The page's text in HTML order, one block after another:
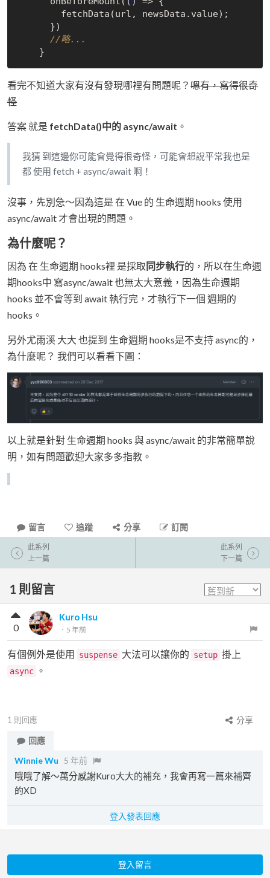
//略...
看完不知道大家有沒有發現哪裡有問題呢？ 嗯有，寫得很奇
怪
答案 就是 fetchData()中的 async/await 。
我猜 到這邊你可能會覺得很奇怪，可能會想說平常我也是
都 使用 fetch + async/await 啊！
沒事，先別急～因為這是 在 Vue 的 生命週期 hooks 使用
async/await 才會出現的問題。
為什麼呢？
因為 在 生命週期 hooks裡 是採取 同步執行的，所以在生命週
期hooks中 寫async/await 也無太大意義，因為生命週期
hooks 並不會等到 await 執行完，才執行下一個 週期的
hooks。
另外尤雨溪 大大 也提到 生命週期 hooks是不支持 async的，
為什麼呢？ 我們可以看看下圖：
以上就是針對 生命週期 hooks 與 async/await 的非常簡單說
明，如有問題歡迎大家多多指教。
留言 追蹤 分享 訂閱
此系列
上一篇
此系列
下一篇
1 則留言
Kuro Hsu
． 5 年前
0
有個例外是使用 suspense 大法可以讓你的 setup 掛上
async 。
1 則回應
分享
回應
Winnie Wu
5 年前
哦哦了解～萬分感謝Kuro大大的補充，我會再寫一篇來補齊
的XD
登入發表回應
登入留言